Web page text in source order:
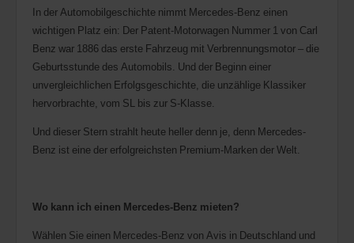
In der Automobilgeschichte nimmt Mercedes-Benz einen
wichtigen Platz ein: Der Patent-Motorwagen Nummer 1 von Carl
Benz war 1886 das erste Fahrzeug mit Verbrennungsmotor – die
Geburtsstunde des Automobils. Und der Beginn einer
unvergleichlichen Erfolgsgeschichte, die unzählige Klassiker
hervorbrachte, vom SL bis zur S-Klasse.
Und dieser Stern strahlt heute heller denn je, denn Mercedes-
Benz ist eine der erfolgreichsten Premium-Marken der Welt.
Wo kann ich einen Mercedes-Benz mieten?
Wählen Sie einen Mercedes-Benz von Avis in Deutschland und